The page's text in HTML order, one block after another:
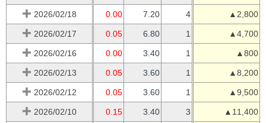
2026/02/18 0.00 7.20 4 ▲2,800
2026/02/17 0.05 6.80 1 ▲4,700
2026/02/16 0.00 3.40 1 ▲800
2026/02/13 0.05 3.60 1 ▲8,200
2026/02/12 0.05 3.60 1 ▲9,500
2026/02/10 0.15 3.40 3 ▲11,400